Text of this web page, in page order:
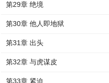
第29章 绝境
第30章 他人即地狱
第31章 出头
第32章 与虎谋皮
第33章 紧迫